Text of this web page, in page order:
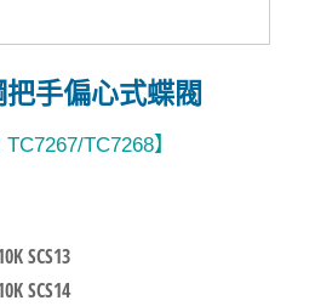
手偏心式蝶閥
TC7268】
SCS13
SCS14